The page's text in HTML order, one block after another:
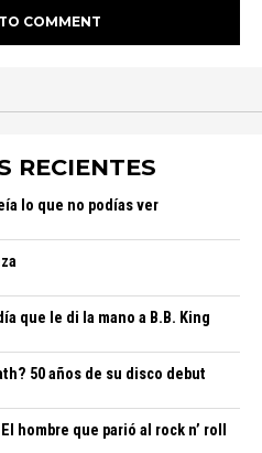
COMMENT
RECIENTES
lo que no podías ver
que le di la mano a B.B. King
50 años de su disco debut
hombre que parió al rock n’ roll